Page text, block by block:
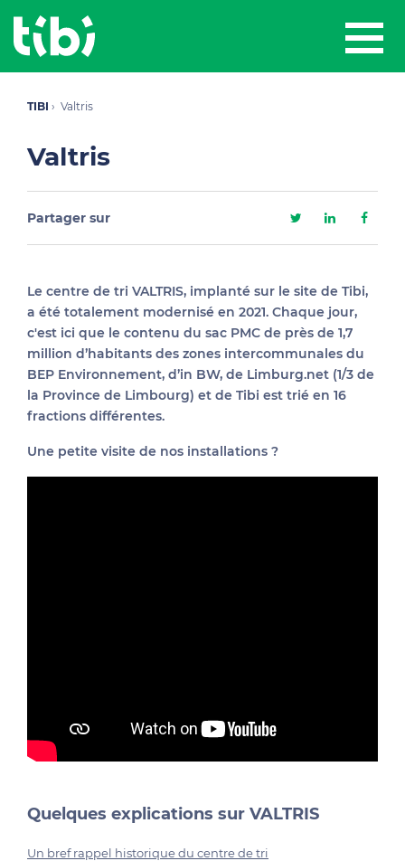
TIBI Valtris
Valtris
Partager sur
Le centre de tri VALTRIS, implanté sur le site de Tibi,
a été totalement modernisé en 2021. Chaque jour,
c'est ici que le contenu du sac PMC de près de 1,7
million d’habitants des zones intercommunales du
BEP Environnement, d’in BW, de Limburg.net (1/3 de
la Province de Limbourg) et de Tibi est trié en 16
fractions différentes.
Une petite visite de nos installations ?
Quelques explications sur VALTRIS
Un bref rappel historique du centre de tri